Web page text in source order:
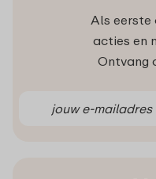
Als eerste
acties en
Ontvang